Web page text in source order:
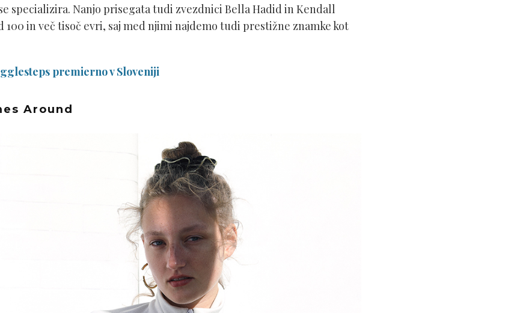
specializira. Nanjo prisegata tudi zvezdnici Bella Hadid in Kendall
100 in več tisoč evri, saj med njimi najdemo tudi prestižne znamke kot
premierno v Sloveniji
Around